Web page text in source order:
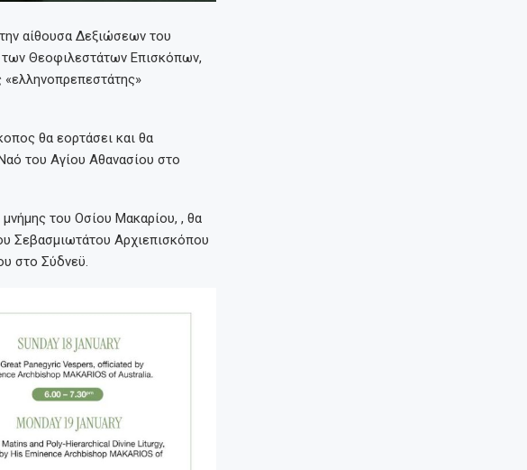
αίθουσα Δεξιώσεων του
των Θεοφιλεστάτων Επισκόπων,
θα εορτάσει και θα
του Αγίου Αθανασίου στο
του Οσίου Μακαρίου, , θα
Σεβασμιωτάτου Αρχιεπισκόπου
στο Σύδνεϋ.